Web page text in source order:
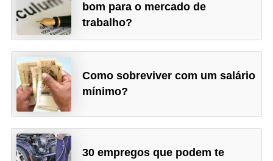
bom para o mercado de
trabalho?
Como sobreviver com um salário
mínimo?
30 empregos que podem te